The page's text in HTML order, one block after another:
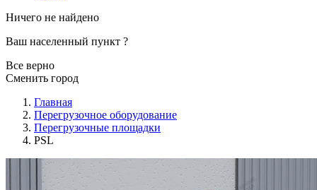
Ничего не найдено
Ваш населенный пункт ?
Все верно
Сменить город
Главная
Перегрузочное оборудование
Перегрузочные площадки
PSL